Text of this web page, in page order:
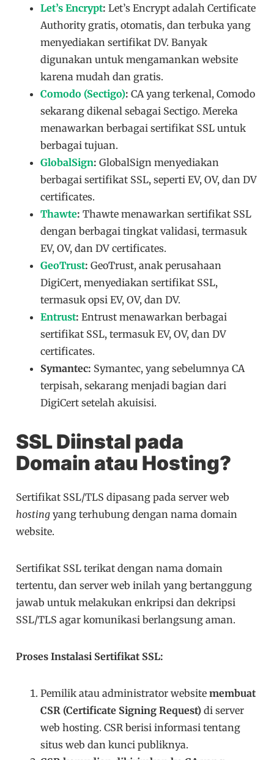
Let’s Encrypt: Let’s Encrypt adalah Certificate
Authority gratis, otomatis, dan terbuka yang
menyediakan sertifikat DV. Banyak
digunakan untuk mengamankan website
karena mudah dan gratis.
Comodo (Sectigo): CA yang terkenal, Comodo
sekarang dikenal sebagai Sectigo. Mereka
menawarkan berbagai sertifikat SSL untuk
berbagai tujuan.
GlobalSign: GlobalSign menyediakan
berbagai sertifikat SSL, seperti EV, OV, dan DV
certificates.
Thawte: Thawte menawarkan sertifikat SSL
dengan berbagai tingkat validasi, termasuk
EV, OV, dan DV certificates.
GeoTrust:GeoTrust, anak perusahaan
DigiCert, menyediakan sertifikat SSL,
termasuk opsi EV, OV, dan DV.
Entrust: Entrust menawarkan berbagai
sertifikat SSL, termasuk EV, OV, dan DV
certificates.
Symantec: Symantec, yang sebelumnya CA
terpisah, sekarang menjadi bagian dari
DigiCert setelah akuisisi.
SSL Diinstal pada
Domain atau Hosting?
Sertifikat SSL/TLS dipasang pada server web
hosting yang terhubung dengan nama domain
website.
Sertifikat SSL terikat dengan nama domain
tertentu, dan server web inilah yang bertanggung
jawab untuk melakukan enkripsi dan dekripsi
SSL/TLS agar komunikasi berlangsung aman.
Proses Instalasi Sertifikat SSL:
Pemilik atau administrator websitemembuat
CSR (Certificate Signing Request) di server
web hosting. CSR berisi informasi tentang
situs web dan kunci publiknya.